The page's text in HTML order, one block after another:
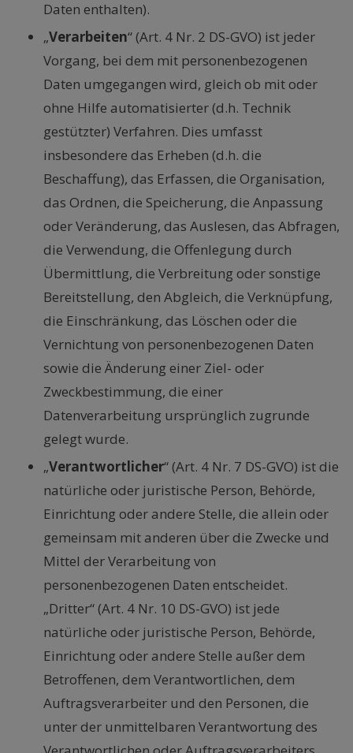
Daten enthalten).
„Verarbeiten“ (Art. 4 Nr. 2 DS-GVO) ist jeder
Vorgang, bei dem mit personenbezogenen
Daten umgegangen wird, gleich ob mit oder
ohne Hilfe automatisierter (d.h. Technik
gestützter) Verfahren. Dies umfasst
insbesondere das Erheben (d.h. die
Beschaffung), das Erfassen, die Organisation,
das Ordnen, die Speicherung, die Anpassung
oder Veränderung, das Auslesen, das Abfragen,
die Verwendung, die Offenlegung durch
Übermittlung, die Verbreitung oder sonstige
Bereitstellung, den Abgleich, die Verknüpfung,
die Einschränkung, das Löschen oder die
Vernichtung von personenbezogenen Daten
sowie die Änderung einer Ziel- oder
Zweckbestimmung, die einer
Datenverarbeitung ursprünglich zugrunde
gelegt wurde.
„Verantwortlicher“ (Art. 4 Nr. 7 DS-GVO) ist die
natürliche oder juristische Person, Behörde,
Einrichtung oder andere Stelle, die allein oder
gemeinsam mit anderen über die Zwecke und
Mittel der Verarbeitung von
personenbezogenen Daten entscheidet.
„Dritter“ (Art. 4 Nr. 10 DS-GVO) ist jede
natürliche oder juristische Person, Behörde,
Einrichtung oder andere Stelle außer dem
Betroffenen, dem Verantwortlichen, dem
Auftragsverarbeiter und den Personen, die
unter der unmittelbaren Verantwortung des